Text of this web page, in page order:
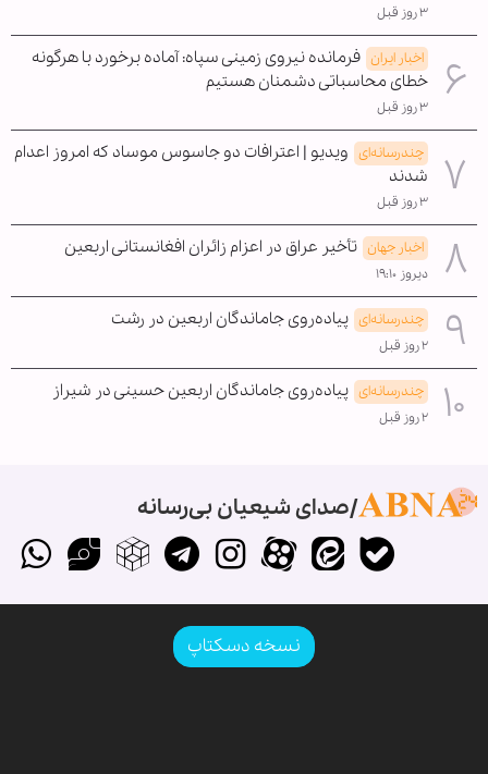
۳ روز قبل
اخبار ایران فرمانده نیروی زمینی سپاه: آماده برخورد با هرگونه
خطای محاسباتی دشمنان هستیم
۳ روز قبل
چندرسانه‌ای ویدیو | اعترافات دو جاسوس موساد که امروز اعدام
شدند
۳ روز قبل
اخبار جهان تأخیر عراق در اعزام زائران افغانستانی اربعین
دیروز ۱۹:۱۰
چندرسانه‌ای پیاده‌روی جاماندگان اربعین در رشت
۲ روز قبل
چندرسانه‌ای پیاده‌روی جاماندگان اربعین حسینی در شیراز
۲ روز قبل
صدای شیعیان بی‌رسانه
نسخه دسکتاپ